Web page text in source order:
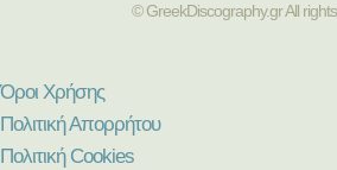
© GreekDiscography.gr All
Όροι Χρήσης
Πολιτική Απορρήτου
Πολιτική Cookies